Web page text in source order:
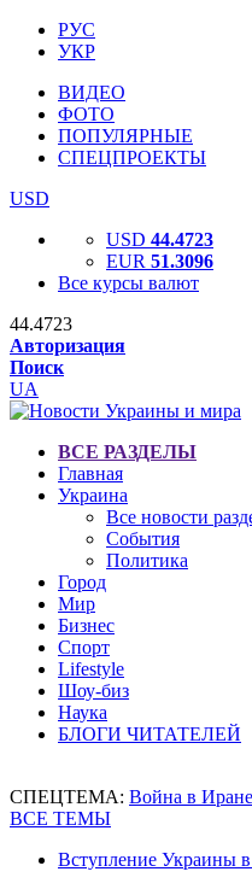
РУС
УКР
ВИДЕО
ФОТО
ПОПУЛЯРНЫЕ
СПЕЦПРОЕКТЫ
USD
USD 44.4723
EUR 51.3096
Все курсы валют
44.4723
Авторизация
Поиск
UA
ВСЕ РАЗДЕЛЫ
Главная
Украина
Все новости
События
Политика
Город
Мир
Бизнес
Спорт
Lifestyle
Шоу-биз
Наука
БЛОГИ ЧИТАТЕЛЕЙ
СПЕЦТЕМА: Война в Иране
ВСЕ ТЕМЫ
Вступление Украины